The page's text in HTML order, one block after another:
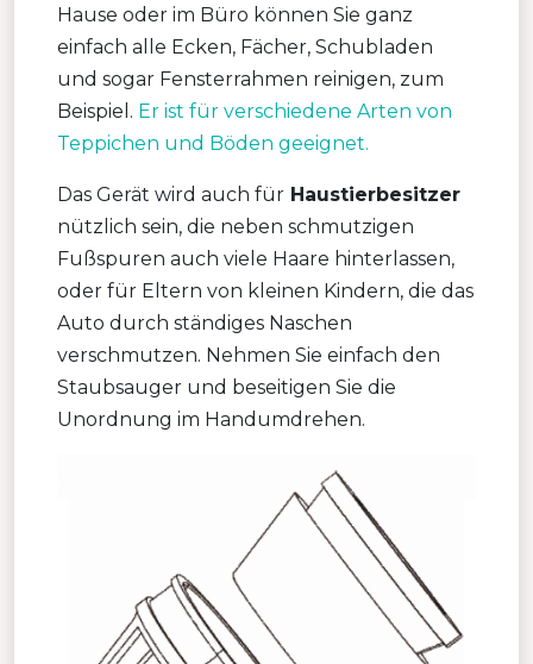
Hause oder im Büro können Sie ganz
einfach alle Ecken, Fächer, Schubladen
und sogar Fensterrahmen reinigen, zum
Beispiel. Er ist für verschiedene Arten von
Teppichen und Böden geeignet.
Das Gerät wird auch für Haustierbesitzer
nützlich sein, die neben schmutzigen
Fußspuren auch viele Haare hinterlassen,
oder für Eltern von kleinen Kindern, die das
Auto durch ständiges Naschen
verschmutzen. Nehmen Sie einfach den
Staubsauger und beseitigen Sie die
Unordnung im Handumdrehen.